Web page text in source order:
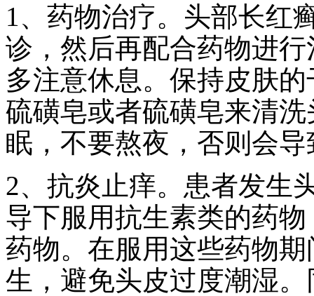
1、药物治疗。头部长红
诊，然后再配合药物进
多注意休息。保持皮肤
硫磺皂或者硫磺皂来清
眠，不要熬夜，否则会
2、抗炎止痒。患者发生
导下服用抗生素类的药
药物。在服用这些药物
生，避免头皮过度潮湿